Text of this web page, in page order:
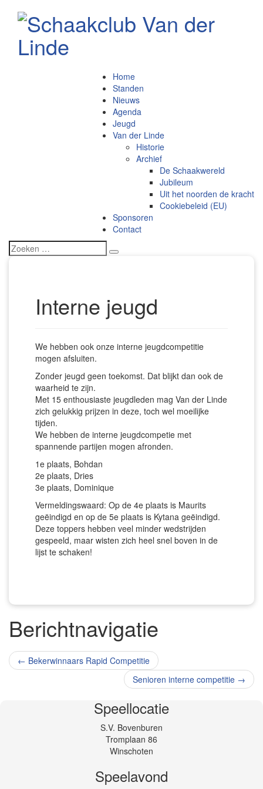
Home
Standen
Nieuws
Agenda
Jeugd
Van der Linde
Historie
Archief
De Schaakwereld
Jubileum
Uit het noorden de kracht
Cookiebeleid (EU)
Sponsoren
Contact
Interne jeugd
We hebben ook onze interne jeugdcompetitie
mogen afsluiten.
Zonder jeugd geen toekomst. Dat blijkt dan ook de
waarheid te zijn.
Met 15 enthousiaste jeugdleden mag Van der Linde
zich gelukkig prijzen in deze, toch wel moeilijke
tijden.
We hebben de interne jeugdcompetie met
spannende partijen mogen afronden.
1e plaats, Bohdan
2e plaats, Dries
3e plaats, Dominique
Vermeldingswaard: Op de 4e plaats is Maurits
geëindigd en op de 5e plaats is Kytana geëindigd.
Deze toppers hebben veel minder wedstrijden
gespeeld, maar wisten zich heel snel boven in de
lijst te schaken!
Berichtnavigatie
← Bekerwinnaars Rapid Competitie
Senioren interne competitie →
Speellocatie
S.V. Bovenburen
Tromplaan 86
Winschoten
Speelavond